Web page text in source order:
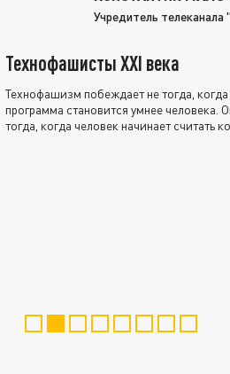
Учредитель
Технофашисты XXI века
Технофашизм побеждает не тогда,
программа становится умнее человека.
тогда, когда человек начинает считать